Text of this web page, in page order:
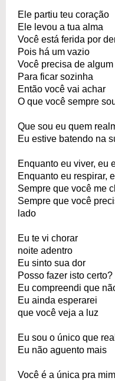
Ele partiu teu coração
Ele levou a tua alma
Você está ferida por
Pois há um vazio
Você precisa de
Para ficar sozinha
Então você vai achar
O que você sempre
Que sou eu quem
Eu estive batendo na
Enquanto eu viver, eu
Enquanto eu respirar,
Sempre que você me
Sempre que você
lado
Eu te vi chorar
noite adentro
Eu sinto sua dor
Posso fazer isto certo?
Eu compreendi que
Eu ainda esperarei
que você veja a luz
Eu sou o único que
Eu não aguento mais
Você é a única pra mim